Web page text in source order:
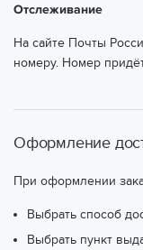
Отслеживание
На сайте Почты
номеру. Номер
Оформление
При оформлении
Выбрать способ
Выбрать пункт